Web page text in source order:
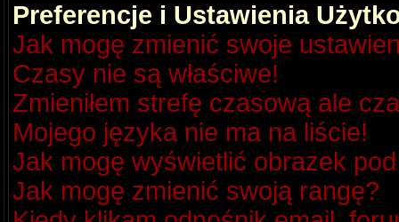
Preferencje i Ustawienia
Jak mogę zmienić swoje
Czasy nie są właściwe!
Zmieniłem strefę czasową ale
Mojego języka nie ma na liście!
Jak mogę wyświetlić obrazek
Jak mogę zmienić swoją rangę?